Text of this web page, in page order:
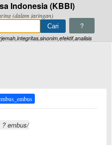
Indonesia (KBBI)
(dalam jaringan)
?
? embus/